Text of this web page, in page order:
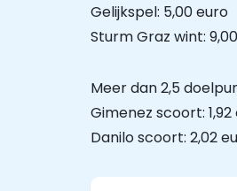
Gelijkspel: 5,00 euro
Sturm Graz wint:
Meer dan 2,5
Gimenez scoort:
Danilo scoort: 2,02